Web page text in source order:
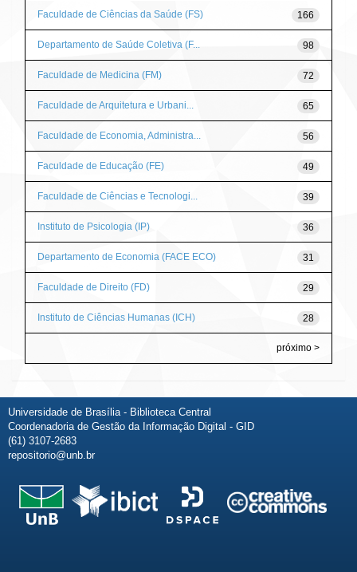
166
Faculdade de Ciências da Saúde (FS)
98
Departamento de Saúde Coletiva (F...
72
Faculdade de Medicina (FM)
65
Faculdade de Arquitetura e Urbani...
56
Faculdade de Economia, Administra...
49
Faculdade de Educação (FE)
39
Faculdade de Ciências e Tecnologi...
36
Instituto de Psicologia (IP)
31
Departamento de Economia (FACE ECO)
29
Faculdade de Direito (FD)
28
Instituto de Ciências Humanas (ICH)
próximo >
Universidade de Brasília - Biblioteca Central
Coordenadoria de Gestão da Informação Digital - GID
(61) 3107-2683
repositorio@unb.br